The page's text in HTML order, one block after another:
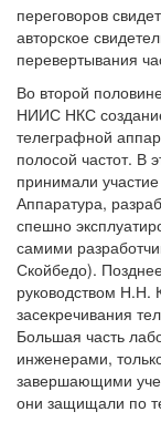
переговоров
авторское
перевертывания
Во второй
НИИС НКС
телеграфной
полосой частот. В
принимали
Аппаратура,
спешно
самими
Скойбедо).
руководством Н.Н.
засекречивания
Большая часть
инженерами,
завершающими
они защищали по